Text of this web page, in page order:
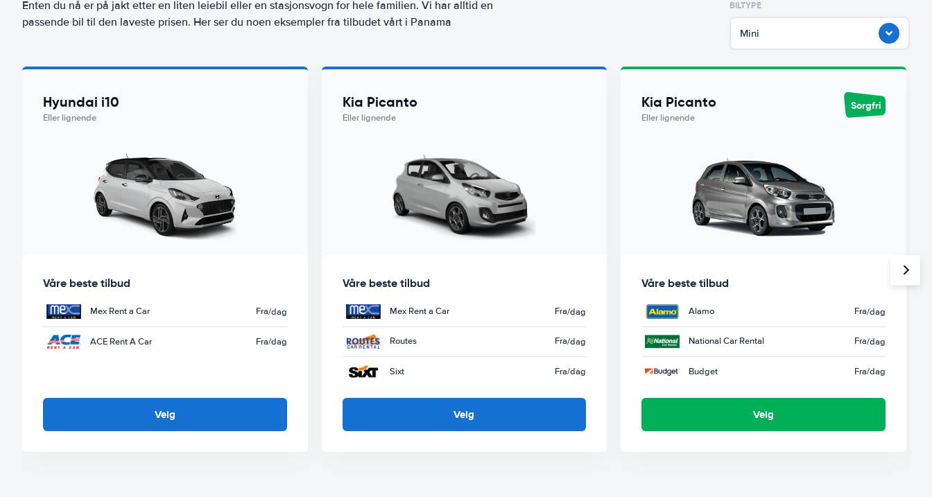
Enten du nå er på jakt etter en liten leiebil eller en stasjonsvogn for hele familien. Vi har alltid en
passende bil til den laveste prisen. Her ser du noen eksempler fra tilbudet vårt i Panama
BILTYPE
Mini
Hyundai i10
Eller lignende
Våre beste tilbud
Mex Rent a Car Fra/dag
ACE Rent A Car Fra/dag
Velg
Kia Picanto
Eller lignende
Våre beste tilbud
Mex Rent a Car Fra/dag
Routes Fra/dag
Sixt Fra/dag
Velg
Kia Picanto
Eller lignende
Sorgfri
Våre beste tilbud
Alamo Fra/dag
National Car Rental Fra/dag
Budget Fra/dag
Velg